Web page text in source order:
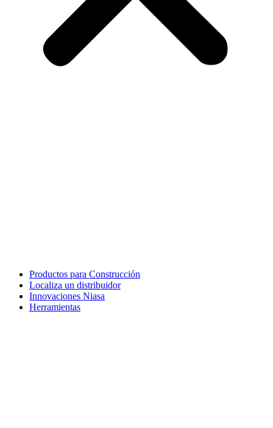
Productos para Construcción
Localiza un distribuidor
Innovaciones Niasa
Herramientas